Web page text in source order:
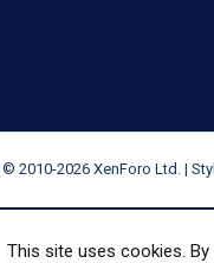
© 2010-2026 XenForo Ltd. |
This site uses cookies.